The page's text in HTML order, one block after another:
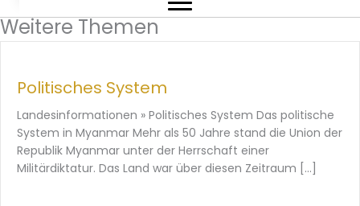
Weitere Themen
Politisches System
Landesinformationen » Politisches System Das politische
System in Myanmar Mehr als 50 Jahre stand die Union der
Republik Myanmar unter der Herrschaft einer
Militärdiktatur. Das Land war über diesen Zeitraum […]